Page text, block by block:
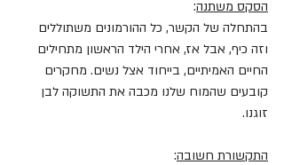
הסקס משתנה:
בהתחלה של הקשר, כל ההורמונים משתוללים
וזה כיף, אבל אז, אחרי הילד הראשון מתחילים
החיים האמיתיים, בייחוד אצל נשים. מחקרים
קובעים שהמוח שלנו מכבה את התשוקה לבן
זוגנו.
התקשורת חשובה: